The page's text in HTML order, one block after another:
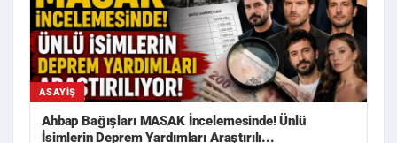
ASAYIŞ
Ahbap Bağışları MASAK İncelemesinde! Ünlü
İsimlerin Deprem Yardımları Araştırılı...